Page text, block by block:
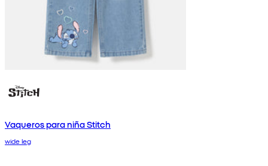
Vaqueros para niña Stitch
wide leg